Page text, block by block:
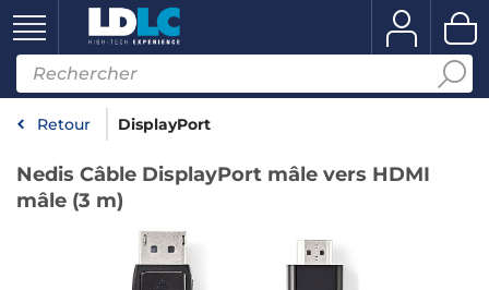
Retour DisplayPort
Nedis Câble DisplayPort mâle vers HDMI
mâle (3 m)